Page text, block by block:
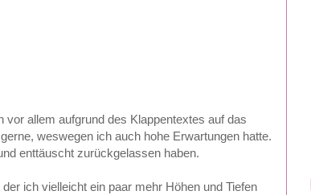
allem aufgrund des Klappentextes auf das
weswegen ich auch hohe Erwartungen hatte.
enttäuscht zurückgelassen haben.
ich vielleicht ein paar mehr Höhen und Tiefen